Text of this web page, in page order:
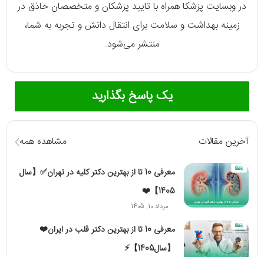
در وبسایت پزشکا همراه با تایید پزشکان و متخصصان حاذق در
زمینه بهداشت و سلامت برای انتقال دانش و تجربه به شما،
منتشر می‌شود.
یک پاسخ بگذارید
آخرین مقالات مشاهده همه
معرفی 10 تا از بهترین دکتر کلیه در تهران✅【سال
1405】❤️
مرداد 10, 1405
معرفی 10 تا از بهترین دکتر قلب در ایران❤️
【سال1405】⚡️